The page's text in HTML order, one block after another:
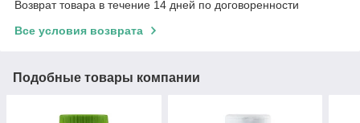
Возврат товара в течение 14 дней по договоренности
Все условия возврата
Подобные товары компании